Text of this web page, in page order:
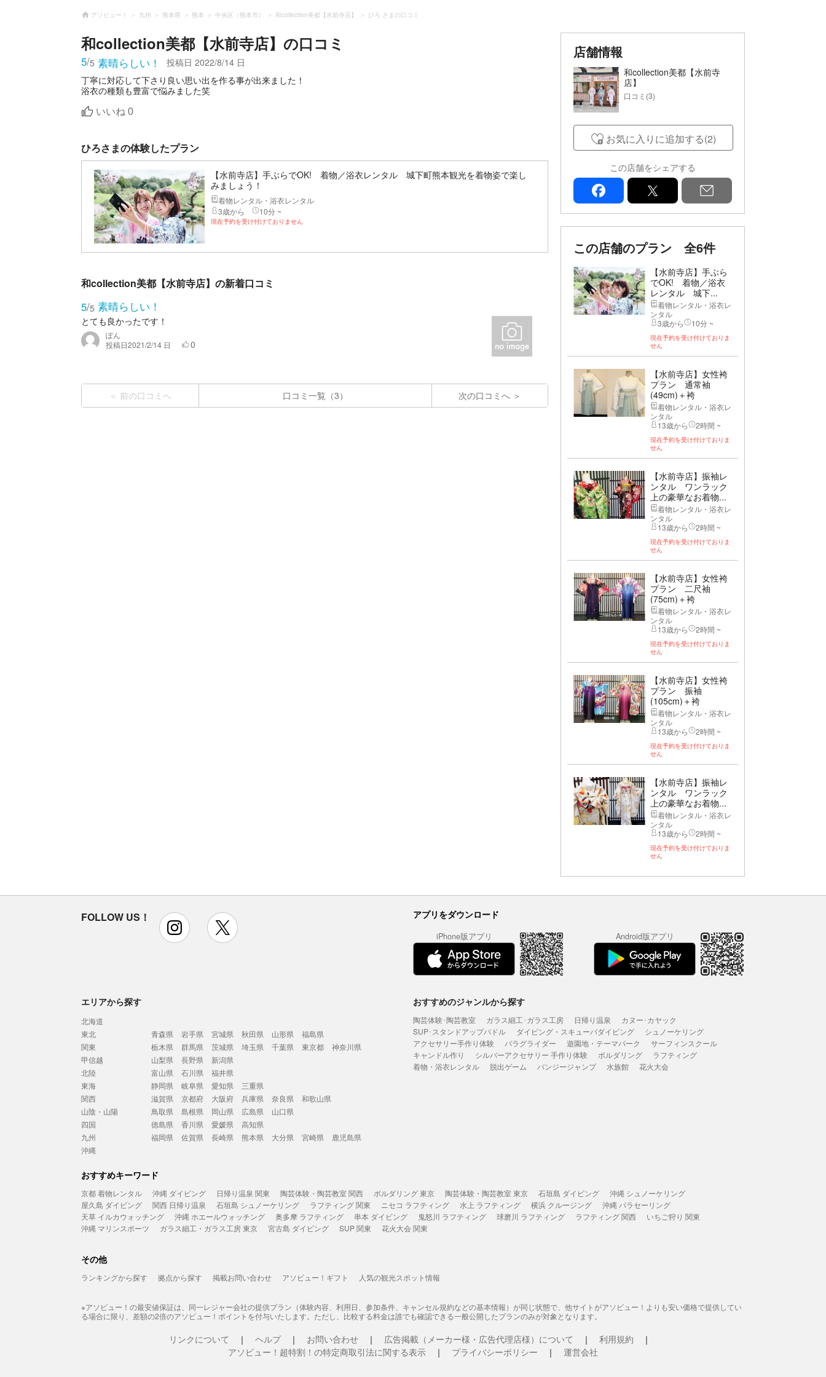
アソビュー！ 九州 熊本県 熊本 中央区（熊本市） 和collection美都【水前寺店】 ひろ さまの口コミ
和collection美都【水前寺店】 の口コミ
5/5 素晴らしい！ 投稿日 2022/8/14 日
丁寧に対応して下さり良い思い出を作る事が出来ました！
浴衣の種類も豊富で悩みました笑
いいね 0
ひろさまの体験したプラン
【水前寺店】手ぶらでOK! 着物／浴衣レンタル 城下町熊本観光を着物姿で楽し
みましょう！
着物レンタル・浴衣レンタル
3歳から
10分 ~
現在予約を受け付けておりません
和collection美都【水前寺店】の新着口コミ
5/5 素晴らしい！
とても良かったです！
ぽん
投稿日2021/2/14 日 0
前の口コミへ 口コミ一覧（3） 次の口コミへ
店舗情報
和collection美都【水前寺
店】
口コミ(3)
お気に入りに追加する(2)
この店舗をシェアする
facebook
この店舗のプラン 全6件
【水前寺店】手ぶら
でOK! 着物／浴衣
レンタル 城下...
着物レンタル・浴衣レ
ンタル
3歳から
10分 ~
現在予約を受け付けておりま
せん
【水前寺店】女性袴
プラン 通常袖
(49cm)＋袴
着物レンタル・浴衣レ
ンタル
13歳から
2時間 ~
現在予約を受け付けておりま
せん
【水前寺店】振袖レ
ンタル ワンラック
上の豪華なお着物...
着物レンタル・浴衣レ
ンタル
13歳から
2時間 ~
現在予約を受け付けておりま
せん
【水前寺店】女性袴
プラン 二尺袖
(75cm)＋袴
着物レンタル・浴衣レ
ンタル
13歳から
2時間 ~
現在予約を受け付けておりま
せん
【水前寺店】女性袴
プラン 振袖
(105cm)＋袴
着物レンタル・浴衣レ
ンタル
13歳から
2時間 ~
現在予約を受け付けておりま
せん
【水前寺店】振袖レ
ンタル ワンラック
上の豪華なお着物...
着物レンタル・浴衣レ
ンタル
13歳から
2時間 ~
現在予約を受け付けておりま
せん
FOLLOW US！ instagram アプリをダウンロード
iPhone版アプリ Android版アプリ
エリアから探す
北海道
東北
青森県 岩手県 宮城県 秋田県 山形県
福島県
関東
栃木県 群馬県 茨城県 埼玉県 千葉県 東京都
神奈川県
甲信越
山梨県 長野県
新潟県
北陸
富山県 石川県
福井県
東海
静岡県 岐阜県 愛知県
三重県
関西
滋賀県 京都府 大阪府 兵庫県 奈良県
和歌山県
山陰・山陽
鳥取県 島根県 岡山県 広島県
山口県
四国
徳島県 香川県 愛媛県
高知県
九州
福岡県 佐賀県 長崎県 熊本県 大分県 宮崎県
鹿児島県
沖縄
おすすめのジャンルから探す
陶芸体験･陶芸教室 ガラス細工･ガラス工房 日帰り温泉
カヌー･カヤック
SUP･スタンドアップパドル
ダイビング・スキューバダイビング
シュノーケリング
アクセサリー手作り体験
パラグライダー 遊園地・テーマパーク
サーフィンスクール
キャンドル作り
シルバーアクセサリー 手作り体験 ボルダリング
ラフティング
着物・浴衣レンタル
脱出ゲーム バンジージャンプ 水族館 花火大会
おすすめキーワード
京都 着物レンタル 沖縄 ダイビング 日帰り温泉 関東 陶芸体験・陶芸教室 関西 ボルダリング 東京 陶芸体験・陶芸教室 東京 石垣島 ダイビング
沖縄 シュノーケリング
屋久島 ダイビング
関西 日帰り温泉 石垣島 シュノーケリング ラフティング 関東 ニセコ ラフティング 水上 ラフティング 横浜 クルージング
沖縄 パラセーリング
天草 イルカウォッチング
沖縄 ホエールウォッチング 奥多摩 ラフティング 串本 ダイビング 鬼怒川 ラフティング 球磨川 ラフティング ラフティング 関西
いちご狩り 関東
沖縄 マリンスポーツ
ガラス細工・ガラス工房 東京 宮古島 ダイビング SUP 関東 花火大会 関東
その他
ランキングから探す 拠点から探す 掲載お問い合わせ アソビュー！ギフト 人気の観光スポット情報
※アソビュー！の最安値保証は、同一レジャー会社の提供プラン（体験内容、利用日、参加条件、キャンセル規約などの基本情報）が同じ状態で、他サイトがアソビュー！よりも安い価格で提供してい
る場合に限り、差額の2倍のアソビュー！ポイントを付与いたします。ただし、比較する料金は誰でも確認できる一般公開したプランのみが対象となります。
リンクについて ヘルプ お問い合わせ 広告掲載（メーカー様・広告代理店様）について
利用規約
アソビュー！超特割！の特定商取引法に関する表示
プライバシーポリシー 運営会社